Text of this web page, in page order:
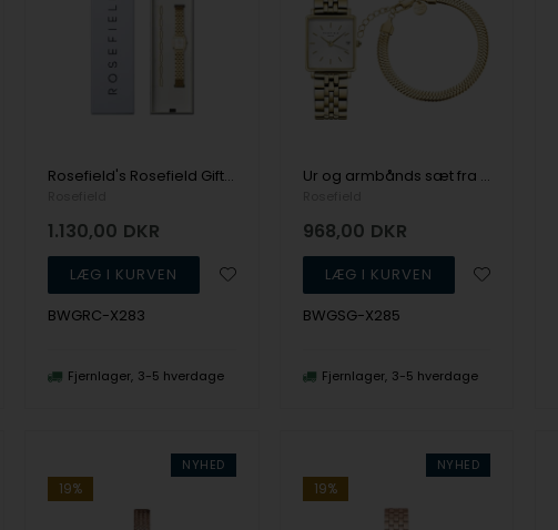
Rosefield's Rosefield Gift Sets BWGRC-X283
1.130,00 DKR
BWGRC-X283
Fjernlager 3-5 hverdage
Ur og armbånds sæt fra Rosefield
968,00 DKR
BWGSG-X285
Fjernlager 3-5 hverdage
NYHED
19%
NYHED
19%